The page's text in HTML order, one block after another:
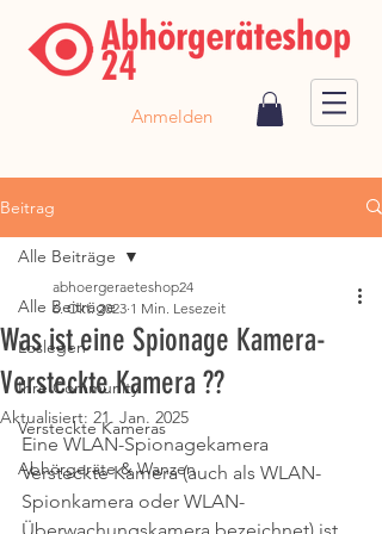
Anmelden
Beitrag
Alle Beiträge
Loslegen
Ihre Community
Versteckte Kameras
Abhörgeräte & Wanzen
Alle Beiträge
Was ist eine Spionage Kamera-
Versteckte Kamera ??
abhoergeraeteshop24
6. Okt. 2023 1 Min. Lesezeit
Aktualisiert: 21. Jan. 2025
Eine WLAN-Spionagekamera
Versteckte Kamera (auch als WLAN-
Spionkamera oder WLAN-
Überwachungskamera bezeichnet) ist